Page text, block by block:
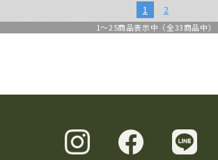
1 2
1～25商品表示中（全33商品中）